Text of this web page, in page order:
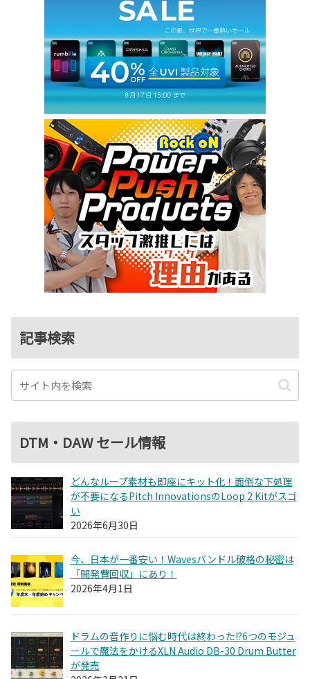
記事検索
DTM・DAW セール情報
どんなループ素材も即座にキット化！面倒な下処理
が不要になるPitch InnovationsのLoop 2 Kitがスゴ
い
2026年6月30日
今、日本が一番安い！Wavesバンドル破格の秘密は
「開発費回収」にあり！
2026年4月1日
ドラムの音作りに悩む時代は終わった!?6つのモジュ
ールで魔法をかけるXLN Audio DB-30 Drum Butter
が発売